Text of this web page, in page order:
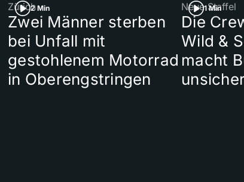
2 Min
Zürich
Zwei Männer sterben
bei Unfall mit
gestohlenem Motorrad
in Oberengstringen
1 Min
Neue Staffel
Die
Wild &
macht